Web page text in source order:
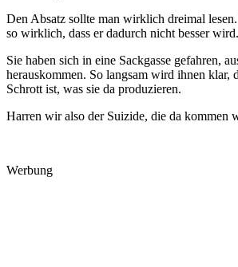
Den Absatz sollte man wirklich dreimal
so wirklich, dass er dadurch nicht besser wird.
Sie haben sich in eine Sackgasse gefahren,
herauskommen. So langsam wird ihnen klar,
Schrott ist, was sie da produzieren.
Harren wir also der Suizide, die da kommen
Werbung